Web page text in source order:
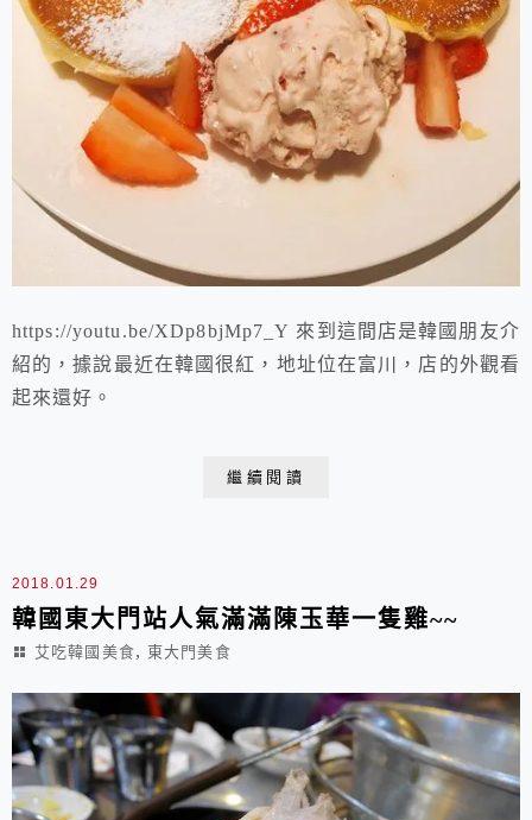
https://youtu.be/XDp8bjMp7_Y 來到這間店是韓國朋友介
紹的，據說最近在韓國很紅，地址位在富川，店的外觀看
起來還好。
繼續閱讀
2018.01.29
韓國東大門站人氣滿滿陳玉華一隻雞~~
艾吃韓國美食, 東大門美食